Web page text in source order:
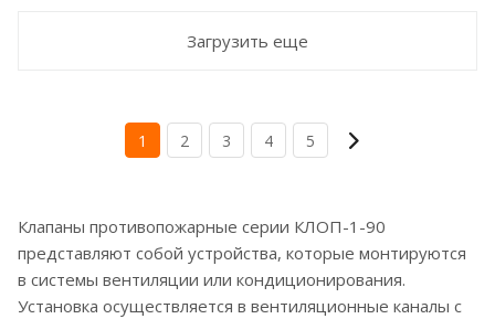
Загрузить еще
1 2 3 4 5
Клапаны противопожарные серии КЛОП-1-90
представляют собой устройства, которые монтируются
в системы вентиляции или кондиционирования.
Установка осуществляется в вентиляционные каналы с